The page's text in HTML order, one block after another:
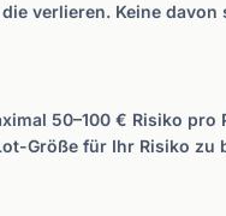
verlieren. Keine
50–100 € Risiko pro
Größe für Ihr Risiko zu